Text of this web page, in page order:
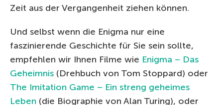
Zeit aus der Vergangenheit ziehen können.
Und selbst wenn die Enigma nur eine
faszinierende Geschichte für Sie sein sollte,
empfehlen wir Ihnen Filme wie Enigma – Das
Geheimnis (Drehbuch von Tom Stoppard) oder
The Imitation Game – Ein streng geheimes
Leben (die Biographie von Alan Turing), oder